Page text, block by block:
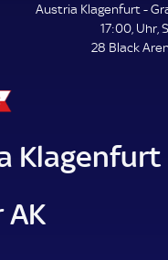
Austria Klagenfurt -
17:00, Uhr,
28 Black
Klagenfurt
AK